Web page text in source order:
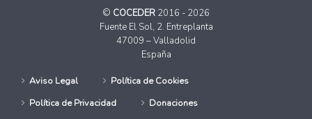
© COCEDER 2016 - 2026
Fuente El Sol, 2. Entreplanta
47009 – Valladolid
España
Aviso Legal
Política de Cookies
Política de Privacidad
Donaciones